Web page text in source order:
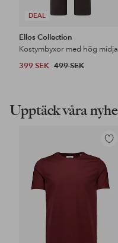
DEAL
Ellos Collection
Kostymbyxor med hög midja
399 SEK 499 SEK
Upptäck våra
Lägg